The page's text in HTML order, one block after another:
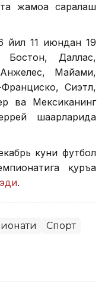
жамоа саралаш
йил 11 июндан 19
Бостон, Даллас,
Майами,
Сиэтл,
ва Мексиканинг
шаҳарларида
куни футбол
қуръа
.
Спорт